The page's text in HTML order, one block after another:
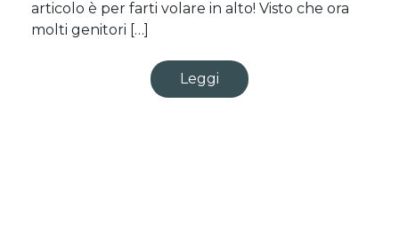
articolo è per farti volare in alto! Visto che ora
molti genitori […]
Leggi